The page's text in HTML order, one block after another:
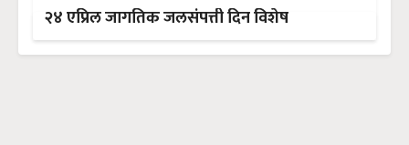
२४ एप्रिल जागतिक जलसंपत्ती दिन विशेष